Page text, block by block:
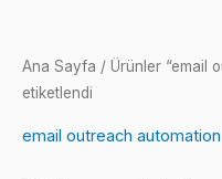
Ana Sayfa / Ürünler “email
etiketlendi
email outreach automation